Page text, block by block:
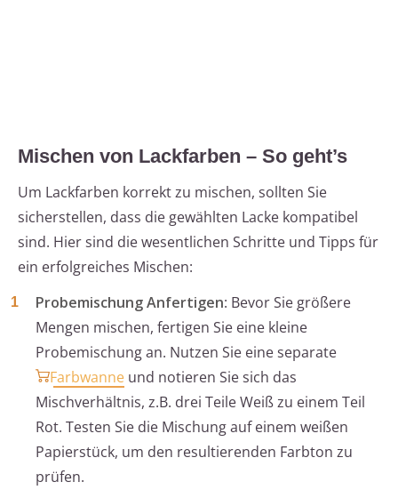
Mischen von Lackfarben – So geht’s
Um Lackfarben korrekt zu mischen, sollten Sie
sicherstellen, dass die gewählten Lacke kompatibel
sind. Hier sind die wesentlichen Schritte und Tipps für
ein erfolgreiches Mischen:
Probemischung Anfertigen: Bevor Sie größere
Mengen mischen, fertigen Sie eine kleine
Probemischung an. Nutzen Sie eine separate
Farbwanne und notieren Sie sich das
Mischverhältnis, z.B. drei Teile Weiß zu einem Teil
Rot. Testen Sie die Mischung auf einem weißen
Papierstück, um den resultierenden Farbton zu
prüfen.